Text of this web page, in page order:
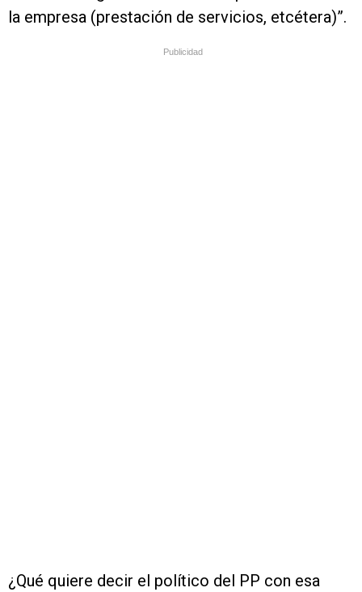
la empresa (prestación de servicios, etcétera)”.
Publicidad
¿Qué quiere decir el político del PP con esa